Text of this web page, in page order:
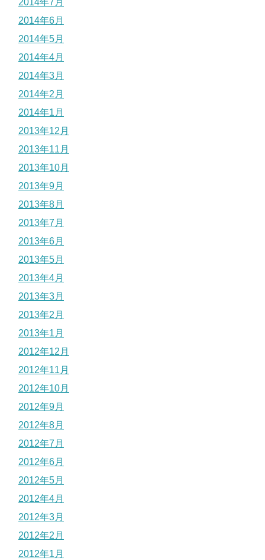
2014年7月
2014年6月
2014年5月
2014年4月
2014年3月
2014年2月
2014年1月
2013年12月
2013年11月
2013年10月
2013年9月
2013年8月
2013年7月
2013年6月
2013年5月
2013年4月
2013年3月
2013年2月
2013年1月
2012年12月
2012年11月
2012年10月
2012年9月
2012年8月
2012年7月
2012年6月
2012年5月
2012年4月
2012年3月
2012年2月
2012年1月